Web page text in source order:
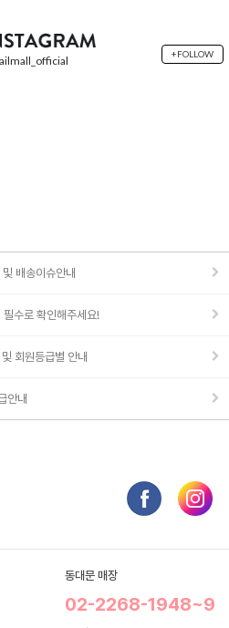
+FOLLOW
배송이슈안내
필수로 확인해주세요!
회원등급별 안내
안내
동대문 매장
02-2268-1948~9